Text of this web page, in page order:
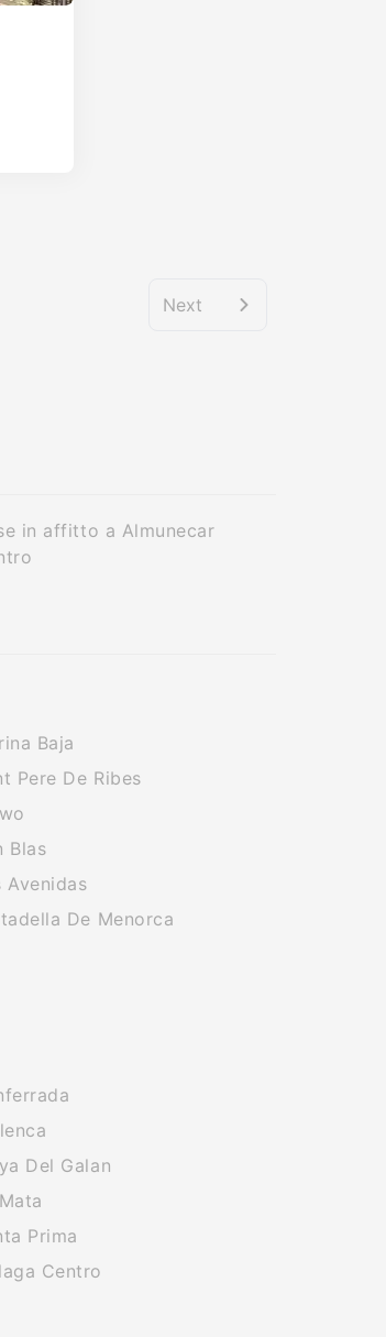
Next
in affitto a Almunecar
Baja
Pere De Ribes
Blas
Avenidas
De Menorca
Del Galan
Prima
Centro